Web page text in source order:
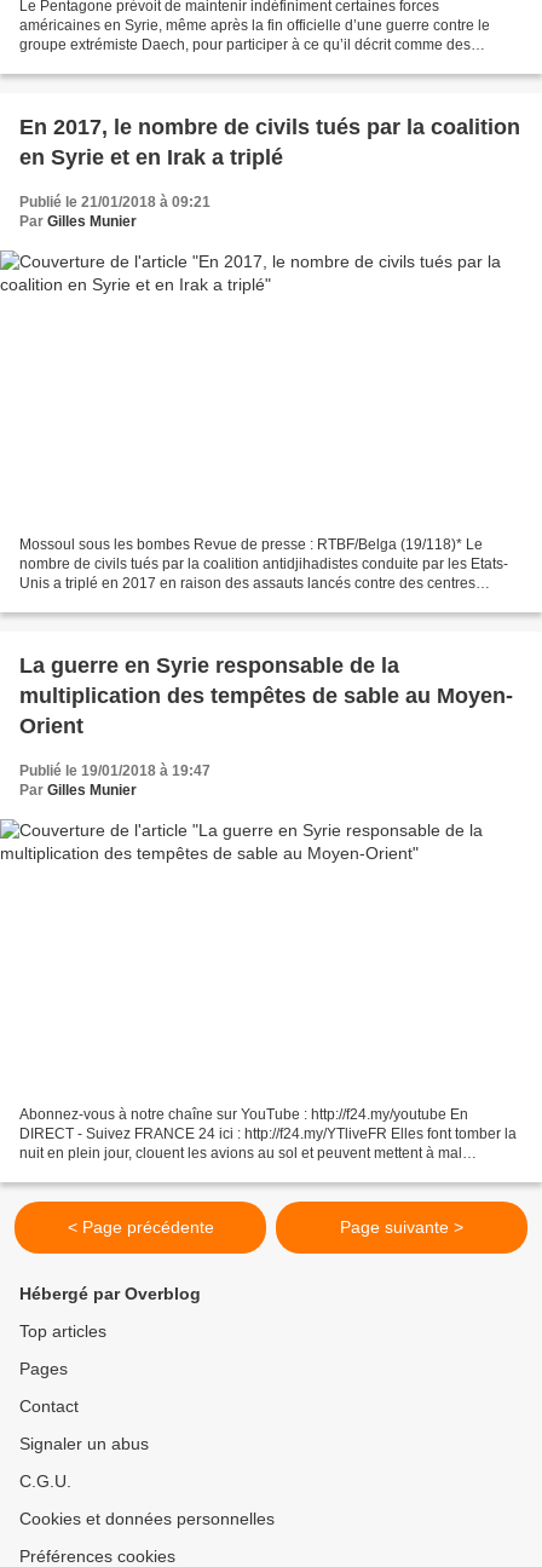
Le Pentagone prévoit de maintenir indéfiniment certaines forces
américaines en Syrie, même après la fin officielle d’une guerre contre le
groupe extrémiste Daech, pour participer à ce qu’il décrit comme des
En 2017, le nombre de civils tués par la coalition
en Syrie et en Irak a triplé
Publié le 21/01/2018 à 09:21
Par Gilles Munier
Mossoul sous les bombes Revue de presse : RTBF/Belga (19/118)* Le
nombre de civils tués par la coalition antidjihadistes conduite par les Etats-
Unis a triplé en 2017 en raison des assauts lancés contre des centres
La guerre en Syrie responsable de la
multiplication des tempêtes de sable au Moyen-
Orient
Publié le 19/01/2018 à 19:47
Par Gilles Munier
Abonnez-vous à notre chaîne sur YouTube : http://f24.my/youtube En
DIRECT - Suivez FRANCE 24 ici : http://f24.my/YTliveFR Elles font tomber la
nuit en plein jour, clouent les avions au sol et peuvent mettent à mal
< Page précédente Page suivante >
Hébergé par Overblog
Top articles
Pages
Contact
Signaler un abus
C.G.U.
Cookies et données personnelles
Préférences cookies